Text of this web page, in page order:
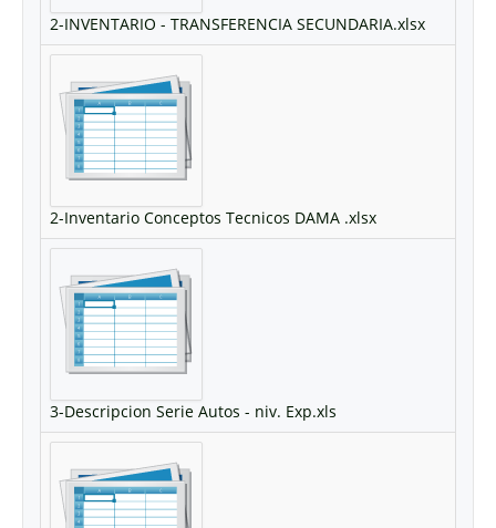
2-INVENTARIO - TRANSFERENCIA SECUNDARIA.xlsx
2-Inventario Conceptos Tecnicos DAMA .xlsx
3-Descripcion Serie Autos - niv. Exp.xls